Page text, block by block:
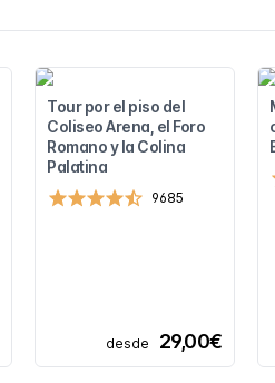
Tour por el piso del
Coliseo Arena, el Foro
Romano y la Colina
Palatina
9685
desde 29,00€